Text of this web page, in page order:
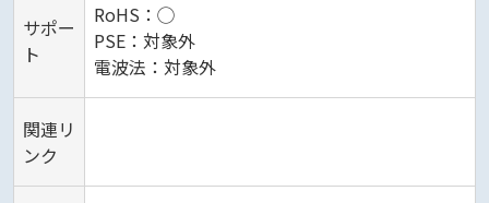
サポー
ト
RoHS：◯
PSE：対象外
電波法：対象外
関連リ
ンク